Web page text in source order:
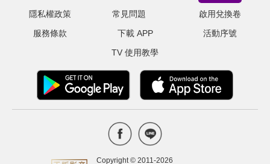
隱私權政策
服務條款
常見問題
下載 APP
TV 使用教學
啟用兌換卷
活動序號
Copyright © 2011-2026